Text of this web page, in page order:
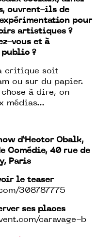
ouvrent-ils de
pour
artistiques ?
vous et à
?
critique soit
ou sur du papier.
à dire, on
médias…
d’Hector Obalk,
Comédie, 40 rue de
Paris
le teaser
308787775
ses places
caravage-b